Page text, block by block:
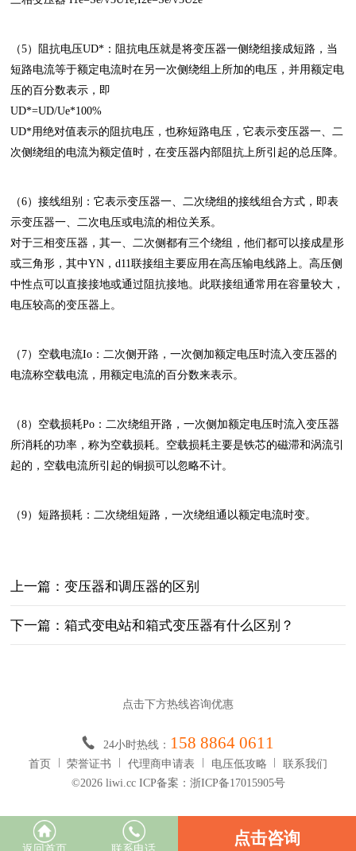
（5）阻抗电压UD*：阻抗电压就是将变压器一侧绕组接成短路，当
短路电流等于额定电流时在另一次侧绕组上所加的电压，并用额定电
压的百分数表示，即
UD*=UD/Ue*100%
UD*用绝对值表示的阻抗电压，也称短路电压，它表示变压器一、二
次侧绕组的电流为额定值时，在变压器内部阻抗上所引起的总压降。
（6）接线组别：它表示变压器一、二次绕组的接线组合方式，即表
示变压器一、二次电压或电流的相位关系。
对于三相变压器，其一、二次侧都有三个绕组，他们都可以接成星形
或三角形，其中YN，d11联接组主要应用在高压输电线路上。高压侧
中性点可以直接接地或通过阻抗接地。此联接组通常用在容量较大，
电压较高的变压器上。
（7）空载电流Io：二次侧开路，一次侧加额定电压时流入变压器的
电流称空载电流，用额定电流的百分数来表示。
（8）空载损耗Po：二次绕组开路，一次侧加额定电压时流入变压器
所消耗的功率，称为空载损耗。空载损耗主要是铁芯的磁滞和涡流引
起的，空载电流所引起的铜损可以忽略不计。
（9）短路损耗：二次绕组短路，一次绕组通以额定电流时变。
上一篇：变压器和调压器的区别
下一篇：箱式变电站和箱式变压器有什么区别？
点击下方热线咨询优惠
24小时热线： 158 8864 0611
首页 荣誉证书 代理商申请表 电压低攻略
联系我们
©2026 liwi.cc ICP备案：浙ICP备17015905号
点击咨询